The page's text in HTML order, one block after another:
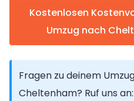
Kostenlosen
Umzug nach
Fragen zu deinem
Cheltenham? Ruf uns an: